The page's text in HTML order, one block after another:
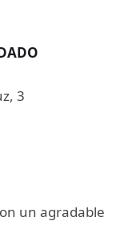
3
un agradable